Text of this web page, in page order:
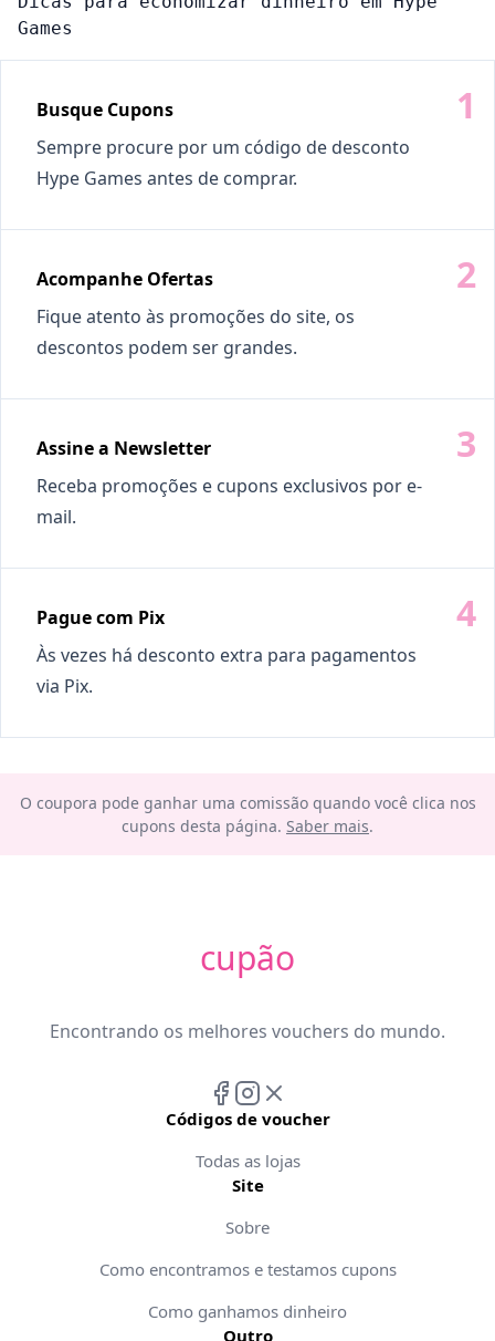
Games
Busque Cupons
Sempre procure por um código de desconto
Hype Games antes de comprar.
Acompanhe Ofertas
Fique atento às promoções do site, os
descontos podem ser grandes.
Assine a Newsletter
Receba promoções e cupons exclusivos por e-
mail.
Pague com Pix
Às vezes há desconto extra para pagamentos
via Pix.
O coupora pode ganhar uma comissão quando você clica nos
cupons desta página. Saber mais.
cupão
Encontrando os melhores vouchers do mundo.
Códigos de voucher
Todas as lojas
Site
Sobre
Como encontramos e testamos cupons
Como ganhamos dinheiro
Outro